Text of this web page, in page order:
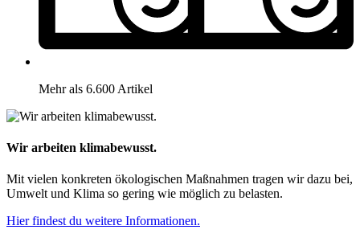
Mehr als 6.600 Artikel
Wir arbeiten klimabewusst.
Mit vielen konkreten ökologischen Maßnahmen tragen wir dazu bei,
Umwelt und Klima so gering wie möglich zu belasten.
Hier findest du weitere Informationen.